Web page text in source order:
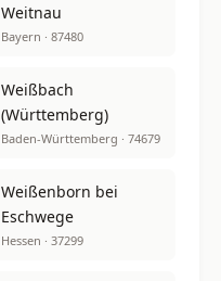
Weitnau
Bayern · 87480
Weißbach
(Württemberg)
Baden-Württemberg · 74679
Weißenborn bei
Eschwege
Hessen · 37299